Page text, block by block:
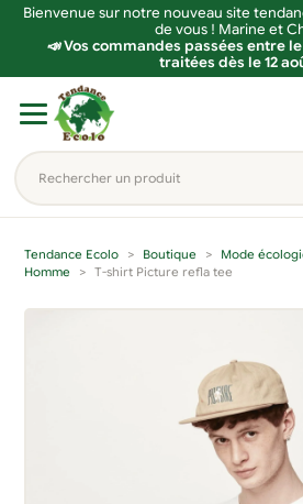
Bienvenue sur notre nouveau site
de vous ! Marine et
📣 Vos commandes passées entre
traitées dès le 12
navigation
contenu
Rechercher
un
produit...
Tendance Ecolo Boutique Mode
Homme
T-shirt Picture refla tee